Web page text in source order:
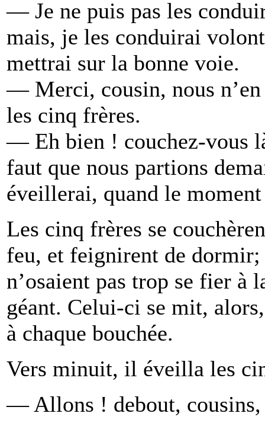
— Je ne puis pas les
mais, je les conduirai
mettrai sur la bonne voie.
— Merci, cousin, nous n’en
les cinq frères.
— Eh bien ! couchez-vous
faut que nous partions
éveillerai, quand le
Les cinq frères se
feu, et feignirent de
n’osaient pas trop se fier à
géant. Celui-ci se mit,
à chaque bouchée.
Vers minuit, il éveilla les
— Allons ! debout, cousins,